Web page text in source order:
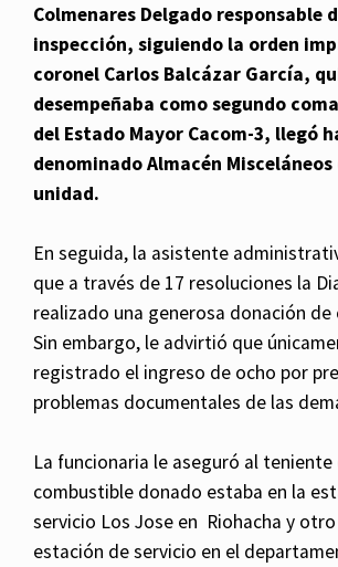
Colmenares Delgado responsable
inspección, siguiendo la orden
coronel Carlos Balcázar García,
desempeñaba como segundo
del Estado Mayor Cacom-3, llegó
denominado Almacén Misceláneos
unidad.
En seguida, la asistente
que a través de 17 resoluciones la
realizado una generosa donación de
Sin embargo, le advirtió que
registrado el ingreso de ocho por
problemas documentales de las
La funcionaria le aseguró al teniente
combustible donado estaba en la
servicio Los Jose en Riohacha y
estación de servicio en el